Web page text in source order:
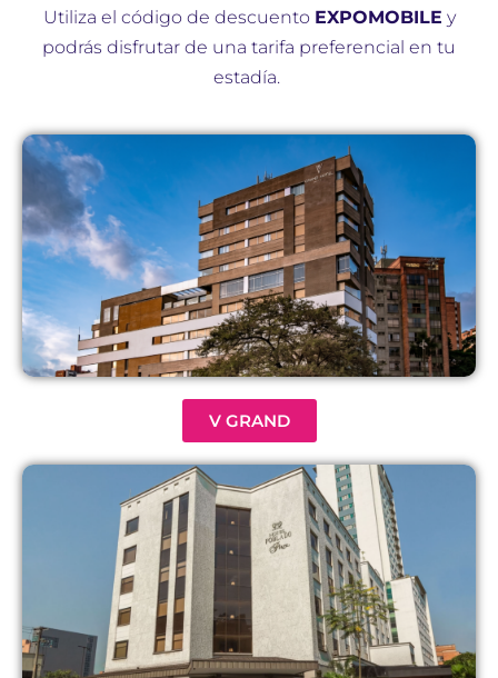
Utiliza el código de descuento EXPOMOBILE y
podrás disfrutar de una tarifa preferencial en tu
estadía.
V GRAND